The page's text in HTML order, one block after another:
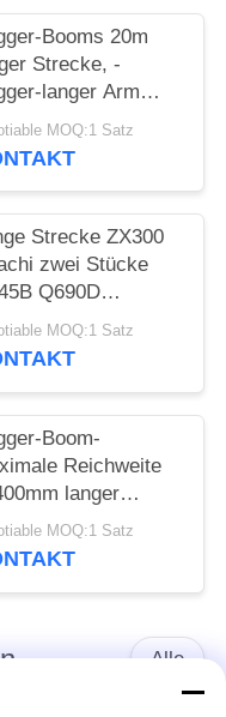
Booms 20m
Strecke, -
langer Arm
MOQ:1 Satz
Strecke ZX300
zwei Stücke
Q690D
mit
Rohr-
MOQ:1 Satz
Boom-
Reichweite
langer
CAT245 20m
Felsen-Eimer
MOQ:1 Satz
Alle